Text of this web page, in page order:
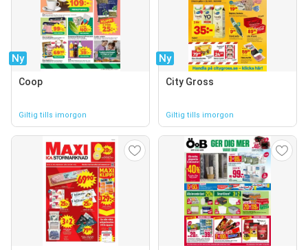
Ny
Coop
Giltig tills imorgon
Ny
City Gross
Giltig tills imorgon